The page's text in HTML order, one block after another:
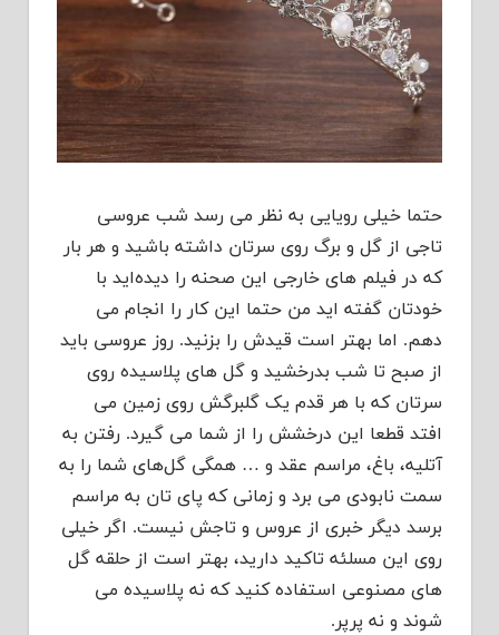
حتما خیلی رویایی به نظر می رسد شب عروسی
تاجی از گل و برگ روی سرتان داشته باشید و هر بار
که در فیلم های خارجی این صحنه را دیده‌اید با
خودتان گفته اید من حتما این کار را انجام می
دهم. اما بهتر است قیدش را بزنید. روز عروسی باید
از صبح تا شب بدرخشید و گل های پلاسیده روی
سرتان که با هر قدم یک گلبرگش روی زمین می
افتد قطعا این درخشش را از شما می گیرد. رفتن به
آتلیه، باغ، مراسم عقد و … همگی گل‌های شما را به
سمت نابودی می برد و زمانی که پای تان به مراسم
برسد دیگر خبری از عروس و تاجش نیست. اگر خیلی
روی این مسلئه تاکید دارید، بهتر است از حلقه گل
های مصنوعی استفاده کنید که نه پلاسیده می
شوند و نه پرپر.